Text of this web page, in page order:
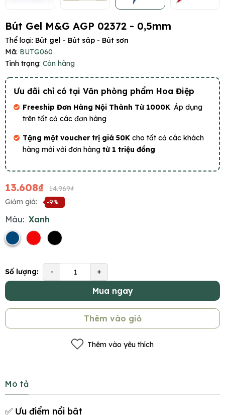
Bút Gel M&G AGP 02372 - 0,5mm
Thể loại: Bút gel - Bút sáp - Bút sơn
Mã: BUTG060
Tình trạng: Còn hàng
Ưu đãi chỉ có tại Văn phòng phẩm Hoa Điệp
Freeship Đơn Hàng Nội Thành Từ 1000K. Áp dụng
trên tất cả các đơn hàng
Tặng một voucher trị giá 50K cho tất cả các khách
hàng mới với đơn hàng từ 1 triệu đồng
13.608₫
14.969₫
Giảm giá:
-9%
Màu: Xanh
Số lượng: - +
Mua ngay
Thêm vào giỏ
Thêm vào yêu thích
Mô tả
✅ Ưu điểm nổi bật